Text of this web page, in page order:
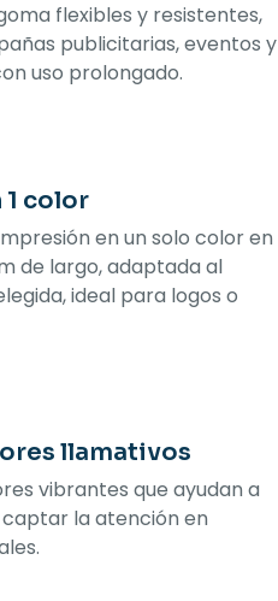
flexibles y resistentes,
publicitarias, eventos y
uso prolongado.
color
en un solo color en
de largo, adaptada al
ideal para logos o
llamativos
vibrantes que ayudan a
la atención en